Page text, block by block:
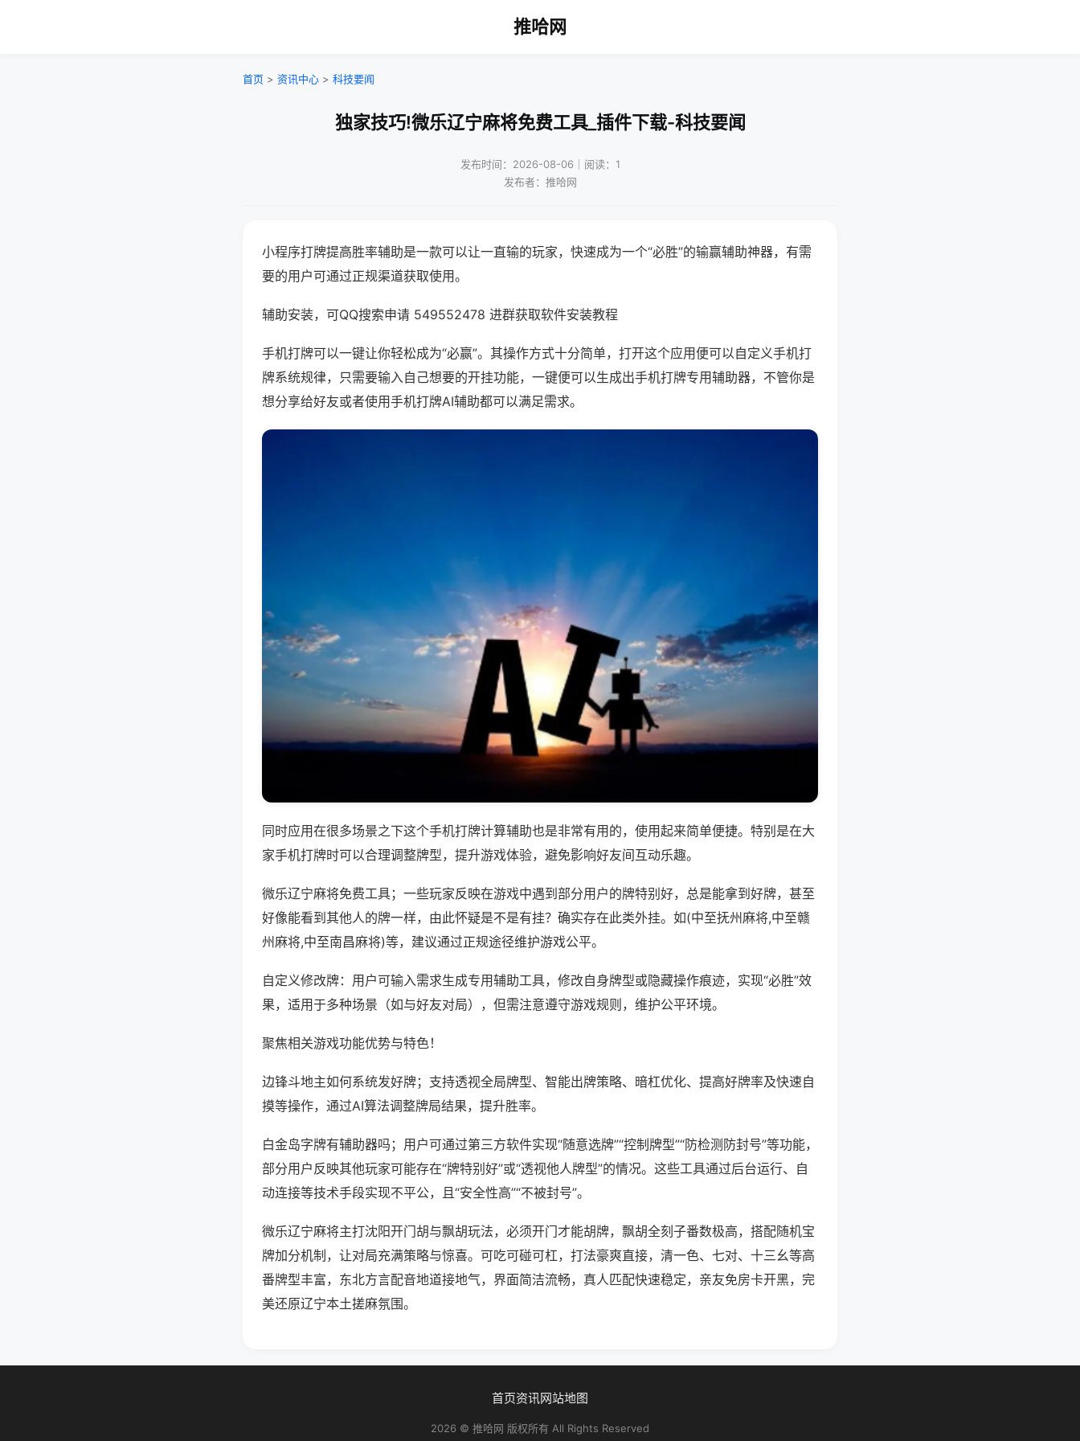
推哈网
首页 > 资讯中心 > 科技要闻
独家技巧!微乐辽宁麻将免费工具_插件下载-科技要闻
发布时间：2026-08-06｜阅读：1
发布者：推哈网
小程序打牌提高胜率辅助是一款可以让一直输的玩家，快速成为一个“必胜”的输赢辅助神器，有需
要的用户可通过正规渠道获取使用。
辅助安装，可QQ搜索申请 549552478 进群获取软件安装教程
手机打牌可以一键让你轻松成为“必赢”。其操作方式十分简单，打开这个应用便可以自定义手机打
牌系统规律，只需要输入自己想要的开挂功能，一键便可以生成出手机打牌专用辅助器，不管你是
想分享给好友或者使用手机打牌AI辅助都可以满足需求。
同时应用在很多场景之下这个手机打牌计算辅助也是非常有用的，使用起来简单便捷。特别是在大
家手机打牌时可以合理调整牌型，提升游戏体验，避免影响好友间互动乐趣。
微乐辽宁麻将免费工具；一些玩家反映在游戏中遇到部分用户的牌特别好，总是能拿到好牌，甚至
好像能看到其他人的牌一样，由此怀疑是不是有挂？确实存在此类外挂。如(中至抚州麻将,中至赣
州麻将,中至南昌麻将)等，建议通过正规途径维护游戏公平。
自定义修改牌：用户可输入需求生成专用辅助工具，修改自身牌型或隐藏操作痕迹，实现“必胜”效
果，适用于多种场景（如与好友对局），但需注意遵守游戏规则，维护公平环境。
聚焦相关游戏功能优势与特色！
边锋斗地主如何系统发好牌；支持透视全局牌型、智能出牌策略、暗杠优化、提高好牌率及快速自
摸等操作，通过AI算法调整牌局结果，提升胜率。
白金岛字牌有辅助器吗；用户可通过第三方软件实现“随意选牌”“控制牌型”“防检测防封号”等功能，
部分用户反映其他玩家可能存在“牌特别好”或“透视他人牌型”的情况。这些工具通过后台运行、自
动连接等技术手段实现不平公，且“安全性高”“不被封号”。
微乐辽宁麻将主打沈阳开门胡与飘胡玩法，必须开门才能胡牌，飘胡全刻子番数极高，搭配随机宝
牌加分机制，让对局充满策略与惊喜。可吃可碰可杠，打法豪爽直接，清一色、七对、十三幺等高
番牌型丰富，东北方言配音地道接地气，界面简洁流畅，真人匹配快速稳定，亲友免房卡开黑，完
美还原辽宁本土搓麻氛围。
首页资讯网站地图
2026 © 推哈网 版权所有 All Rights Reserved